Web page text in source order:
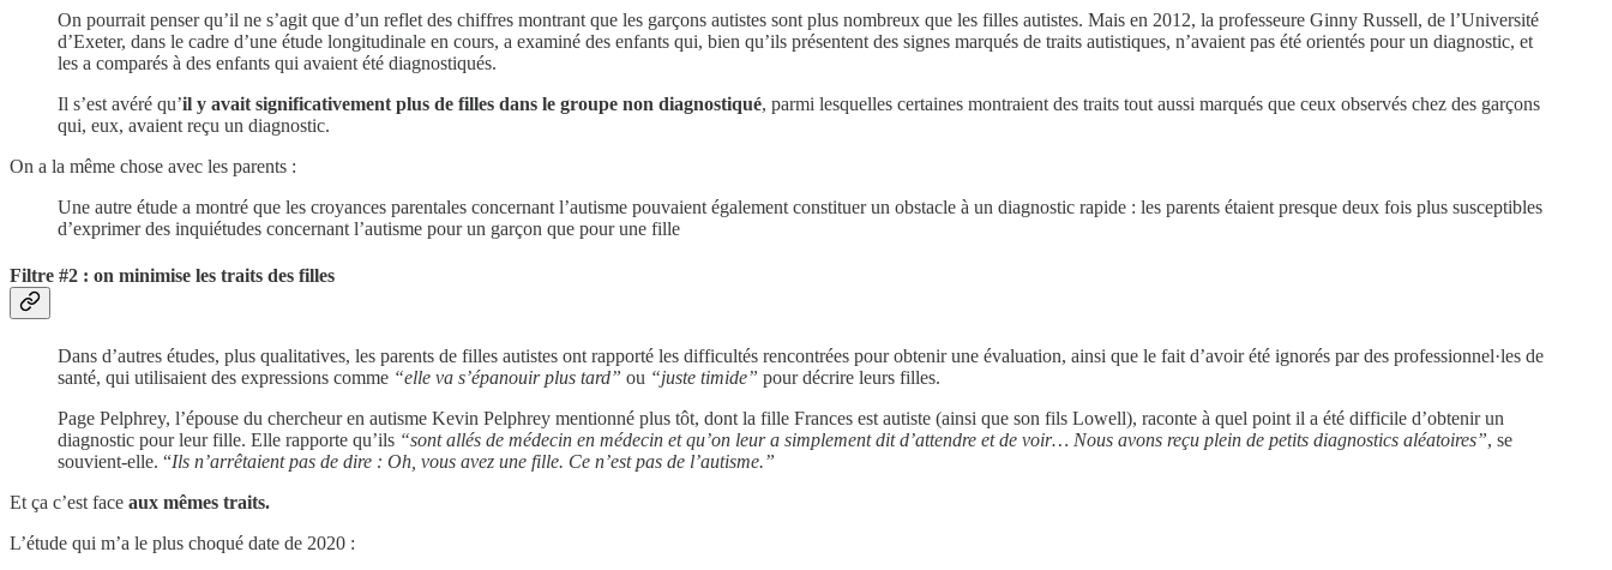
On pourrait penser qu’il ne s’agit que d’un reflet des chiffres montrant que les garçons autistes sont plus nombreux que les filles autistes. Mais en 2012, la professeure Ginny Russell, de l’Université
d’Exeter, dans le cadre d’une étude longitudinale en cours, a examiné des enfants qui, bien qu’ils présentent des signes marqués de traits autistiques, n’avaient pas été orientés pour un diagnostic, et
les a comparés à des enfants qui avaient été diagnostiqués.
Il s’est avéré qu’il y avait significativement plus de filles dans le groupe non diagnostiqué, parmi lesquelles certaines montraient des traits tout aussi marqués que ceux observés chez des garçons
qui, eux, avaient reçu un diagnostic.
On a la même chose avec les parents :
Une autre étude a montré que les croyances parentales concernant l’autisme pouvaient également constituer un obstacle à un diagnostic rapide : les parents étaient presque deux fois plus susceptibles
d’exprimer des inquiétudes concernant l’autisme pour un garçon que pour une fille
Filtre #2 : on minimise les traits des filles
Dans d’autres études, plus qualitatives, les parents de filles autistes ont rapporté les difficultés rencontrées pour obtenir une évaluation, ainsi que le fait d’avoir été ignorés par des professionnel·les de
santé, qui utilisaient des expressions comme “elle va s’épanouir plus tard” ou “juste timide” pour décrire leurs filles.
Page Pelphrey, l’épouse du chercheur en autisme Kevin Pelphrey mentionné plus tôt, dont la fille Frances est autiste (ainsi que son fils Lowell), raconte à quel point il a été difficile d’obtenir un
diagnostic pour leur fille. Elle rapporte qu’ils “sont allés de médecin en médecin et qu’on leur a simplement dit d’attendre et de voir… Nous avons reçu plein de petits diagnostics aléatoires”, se
souvient-elle. “Ils n’arrêtaient pas de dire : Oh, vous avez une fille. Ce n’est pas de l’autisme.”
Et ça c’est face aux mêmes traits.
L’étude qui m’a le plus choqué date de 2020 :